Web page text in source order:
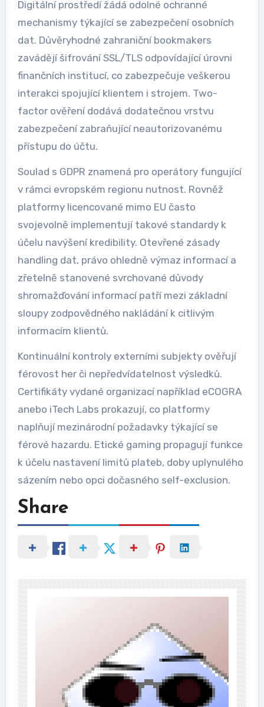
Digitální prostředí žádá odolné ochranné
mechanismy týkající se zabezpečení osobních
dat. Důvěryhodné zahraniční bookmakers
zavádějí šifrování SSL/TLS odpovídající úrovni
finančních institucí, co zabezpečuje veškerou
interakci spojující klientem i strojem. Two-
factor ověření dodává dodatečnou vrstvu
zabezpečení zabraňující neautorizovanému
přístupu do účtu.
Soulad s GDPR znamená pro operátory fungující
v rámci evropském regionu nutnost. Rovněž
platformy licencované mimo EU často
svojevolně implementují takové standardy k
účelu navýšení kredibility. Otevřené zásady
handling dat, právo ohledně výmaz informací a
zřetelně stanovené svrchované důvody
shromažďování informací patří mezi základní
sloupy zodpovědného nakládání k citlivým
informacím klientů.
Kontinuální kontroly externími subjekty ověřují
férovost her či nepředvídatelnost výsledků.
Certifikáty vydané organizací například eCOGRA
anebo iTech Labs prokazují, co platformy
naplňují mezinárodní požadavky týkající se
férové hazardu. Etické gaming propagují funkce
k účelu nastavení limitů plateb, doby uplynulého
sázením nebo opci dočasného self-exclusion.
Share